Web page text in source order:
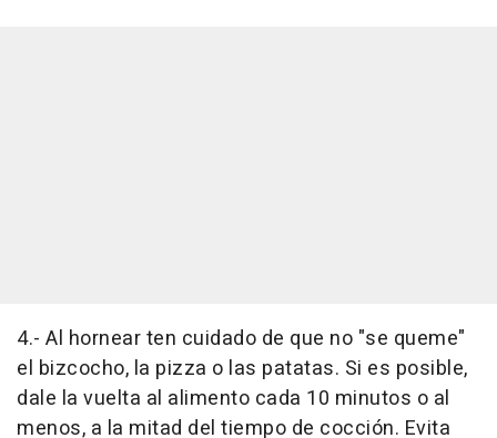
4.- Al hornear ten cuidado de que no "se queme"
el bizcocho, la pizza o las patatas. Si es posible,
dale la vuelta al alimento cada 10 minutos o al
menos, a la mitad del tiempo de cocción. Evita